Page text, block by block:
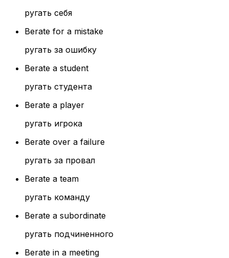
ругать себя
Berate for a mistake
ругать за ошибку
Berate a student
ругать студента
Berate a player
ругать игрока
Berate over a failure
ругать за провал
Berate a team
ругать команду
Berate a subordinate
ругать подчиненного
Berate in a meeting